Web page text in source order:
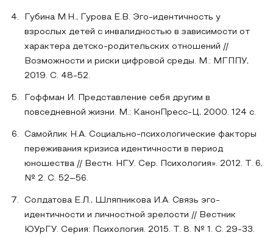
Губина М.Н., Гурова Е.В. Эго-идентичность у
взрослых детей с инвалидностью в зависимости от
характера детско-родительских отношений //
Возможности и риски цифровой среды. М.: МГППУ,
2019. С. 48-52.
Гоффман И. Представление себя другим в
повседневной жизни. М.: КанонПресс-Ц, 2000. 124 с.
Самойлик Н.А. Социально-психологические факторы
переживания кризиса идентичности в период
юношества // Вестн. НГУ. Сер. Психология». 2012. Т. 6,
№ 2. С. 52–56.
Солдатова Е.Л., Шляпникова И.А. Связь эго-
идентичности и личностной зрелости // Вестник
ЮУрГУ. Серия: Психология. 2015. Т. 8. № 1. С. 29-33.